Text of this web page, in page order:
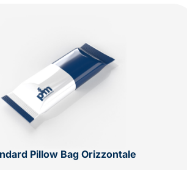
Pillow Bag Orizzontale